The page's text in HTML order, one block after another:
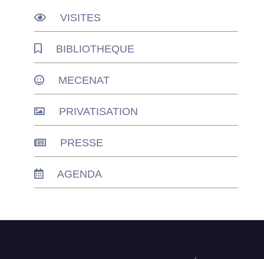
VISITES
BIBLIOTHEQUE
MECENAT
PRIVATISATION
PRESSE
AGENDA